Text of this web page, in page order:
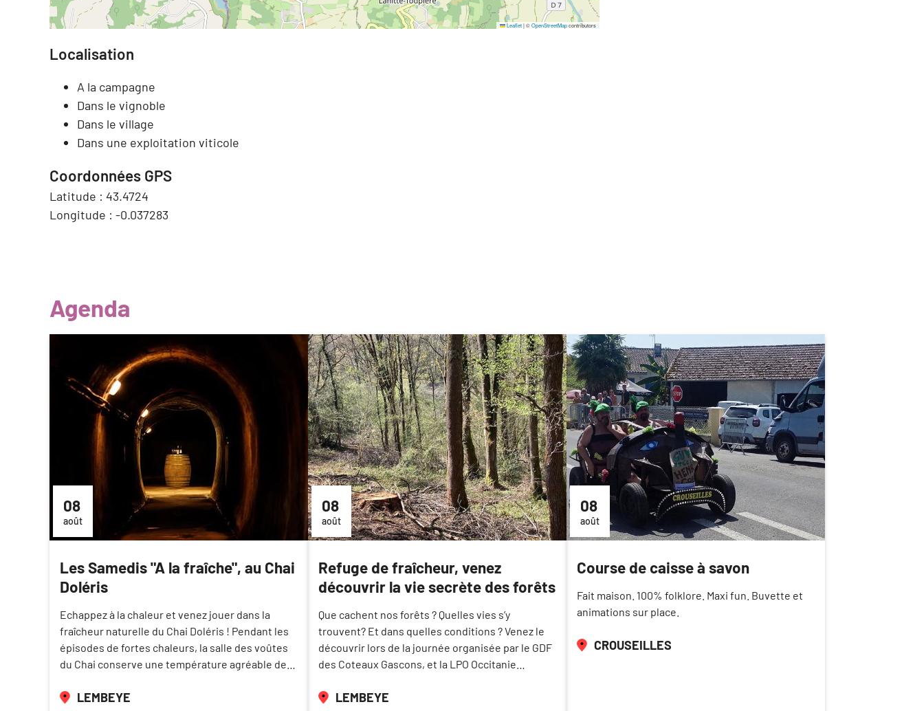
Leaflet|©OpenStreetMapcontributors
Localisation
A la campagne
Dans le vignoble
Dans le village
Dans une exploitation viticole
Coordonnées GPS
Latitude : 43.4724
Longitude : -0.037283
Agenda
08
août
Les Samedis "A la fraîche", au Chai
Doléris
Echappez à la chaleur et venez jouer dans la
fraîcheur naturelle du Chai Doléris ! Pendant les
épisodes de fortes chaleurs, la salle des voûtes
du Chai conserve une température agréable de…
LEMBEYE
08
août
Refuge de fraîcheur, venez
découvrir la vie secrète des forêts
Que cachent nos forêts ? Quelles vies s’y
trouvent? Et dans quelles conditions ? Venez le
découvrir lors de la journée organisée par le GDF
des Coteaux Gascons, et la LPO Occitanie…
LEMBEYE
08
août
Course de caisse à savon
Fait maison. 100% folklore. Maxi fun. Buvette et
animations sur place.
CROUSEILLES